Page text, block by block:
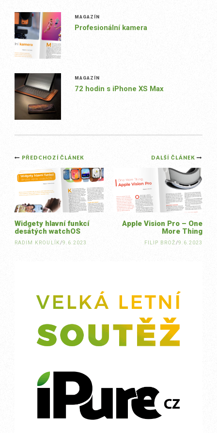
MAGAZÍN
Profesionální kamera
MAGAZÍN
72 hodin s iPhone XS Max
Post
navigation
DALŠÍ ČLÁNEK
Apple Vision Pro – One
More Thing
FILIP BROŽ/9.6.2023
PŘEDCHOZÍ ČLÁNEK
Widgety hlavní funkcí
desátých watchOS
RADIM KROULÍK/9.6.2023